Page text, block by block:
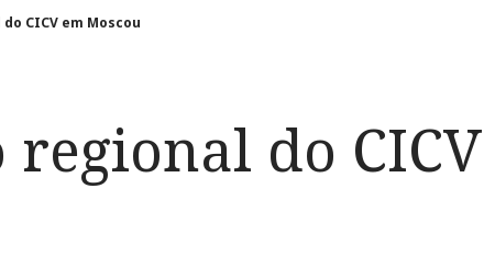
CICV em Moscou
regional do